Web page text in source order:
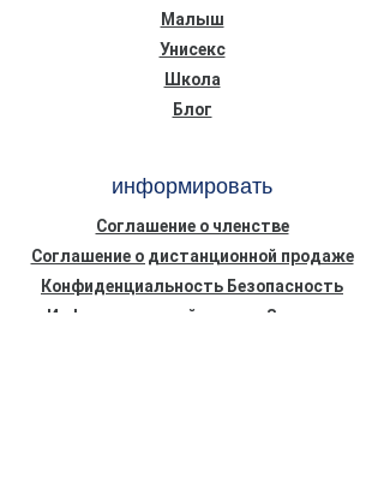
Малыш
Унисекс
Школа
Блог
информировать
Соглашение о членстве
Соглашение о дистанционной продаже
Конфиденциальность Безопасность
Информационный текст о Законе о